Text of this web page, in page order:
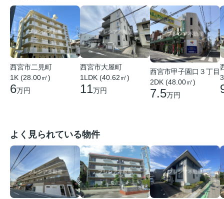
西宮市二見町
1K (28.00㎡)
6万円
西宮市大屋町
1LDK (40.62㎡)
11万円
西宮市甲子園口３丁目
2DK (48.00㎡)
7.5万円
よく見られている物件